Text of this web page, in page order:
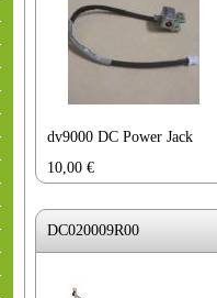
dv9000 DC Power Jack
10,00 €
DC020009R00